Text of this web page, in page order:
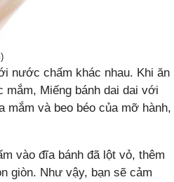
nước chấm khác nhau. Khi ăn
Miếng bánh dai dai với
mắm và beo béo của mỡ hành,
vào đĩa bánh đã lột vỏ, thêm
giòn. Như vậy, bạn sẽ cảm